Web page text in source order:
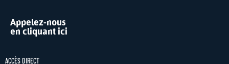
Appelez-nous
en cliquant ici
ACCÈS DIRECT